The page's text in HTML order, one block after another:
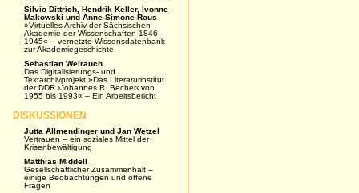
Silvio Dittrich, Hendrik Keller, Ivonne
Makowski und Anne-Simone Rous
»Virtuelles Archiv der Sächsischen
Akademie der Wissenschaften 1846–
1945« – vernetzte Wissensdatenbank
zur Akademiegeschichte
Sebastian Weirauch
Das Digitalisierungs- und
Textarchivprojekt »Das Literaturinstitut
der DDR ›Johannes R. Becher‹ von
1955 bis 1993« – Ein Arbeitsbericht
DISKUSSIONEN
Jutta Allmendinger und Jan Wetzel
Vertrauen – ein soziales Mittel der
Krisenbewältigung
Matthias Middell
Gesellschaftlicher Zusammenhalt –
einige Beobachtungen und offene
Fragen